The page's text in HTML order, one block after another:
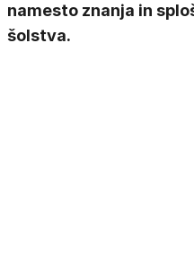
namesto znanja in
šolstva.